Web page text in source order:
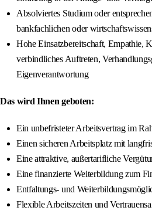
Absolviertes Studium oder
bankfachlichen oder
Hohe Einsatzbereitschaft, Empathie,
verbindliches Auftreten,
Eigenverantwortung
Das wird Ihnen geboten:
Ein unbefristeter Arbeitsvertrag im
Einen sicheren Arbeitsplatz mit
Eine attraktive, außertarifliche
Eine finanzierte Weiterbildung zum
Entfaltungs- und
Flexible Arbeitszeiten und